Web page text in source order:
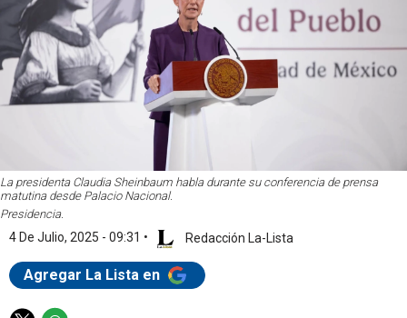
La presidenta Claudia Sheinbaum habla durante su conferencia de prensa
matutina desde Palacio Nacional.
Presidencia.
4 De Julio, 2025 - 09:31 • Redacción La-Lista
Agregar La Lista en